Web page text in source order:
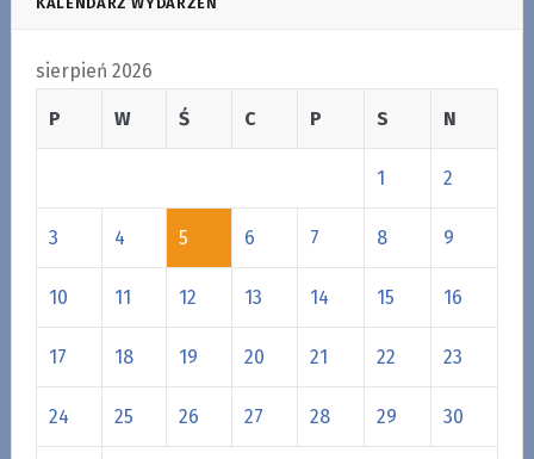
sierpień 2026
P W Ś C P S N
1 2
3 4 5 6 7 8 9
10 11 12 13 14 15 16
17 18 19 20 21 22 23
24 25 26 27 28 29 30